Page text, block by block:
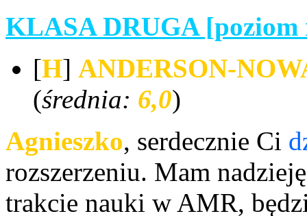
KLASA DRUGA [poziom
[H] ANDERSON-
(średnia: 6,0)
Agnieszko, serdecznie Ci
rozszerzeniu. Mam
trakcie nauki w AMR,